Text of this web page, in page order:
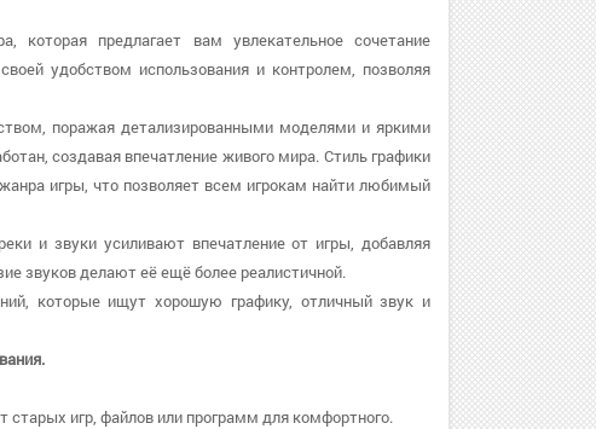
предлагает вам увлекательное сочетание
удобством использования и контролем, позволяя
поражая детализированными моделями и яркими
создавая впечатление живого мира. Стиль графики
игры, что позволяет всем игрокам найти любимый
и звуки усиливают впечатление от игры, добавляя
звуков делают её ещё более реалистичной.
которые ищут хорошую графику, отличный звук и
старых игр, файлов или программ для комфортного.